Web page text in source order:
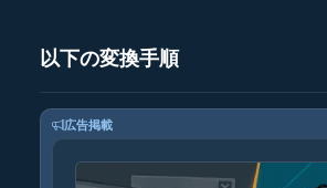
以下の変換手順
広告掲載